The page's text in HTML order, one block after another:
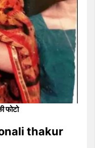
फोटो
thakur